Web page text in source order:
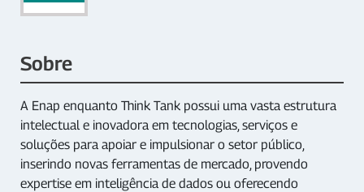
Sobre
A Enap enquanto Think Tank possui uma vasta estrutura
intelectual e inovadora em tecnologias, serviços e
soluções para apoiar e impulsionar o setor público,
inserindo novas ferramentas de mercado, provendo
expertise em inteligência de dados ou oferecendo